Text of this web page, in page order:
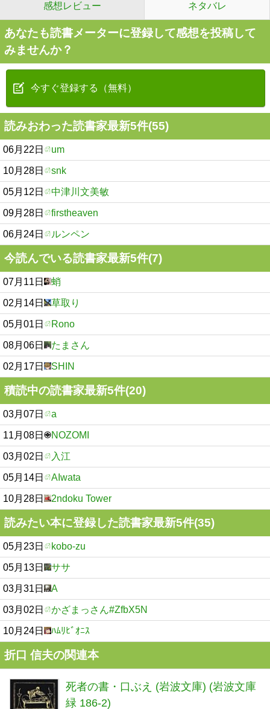
感想レビュー ネタバレ
あなたも読書メーターに登録して感想を投稿して
みませんか？
今すぐ登録する（無料）
読みおわった読書家最新5件(55)
06月22日 um
10月28日 snk
05月12日 中津川文美敏
09月28日 firstheaven
06月24日 ルンペン
今読んでいる読書家最新5件(7)
07月11日 蛸
02月14日 草取り
05月01日 Rono
08月06日 たまさん
02月17日 SHIN
積読中の読書家最新5件(20)
03月07日 a
11月08日 NOZOMI
03月02日 入江
05月14日 AIwata
10月28日 2ndoku Tower
読みたい本に登録した読書家最新5件(35)
05月23日 kobo-zu
05月13日 ササ
03月31日 A
03月02日 かざまっさん#ZfbX5N
10月24日 ﾊﾑﾘﾋﾞｵﾆｽ
折口 信夫の関連本
死者の書・口ぶえ (岩波文庫) (岩波文庫
緑 186-2)